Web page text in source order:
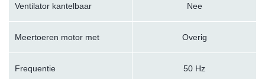
Ventilator kantelbaar Nee
Meertoeren motor met Overig
Frequentie 50 Hz